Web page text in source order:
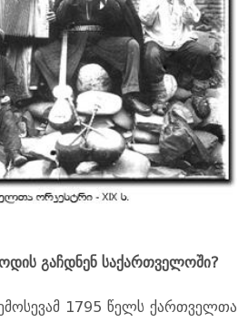
გაჩდნენ საქართველოში?
1795 წელს ქართველთა